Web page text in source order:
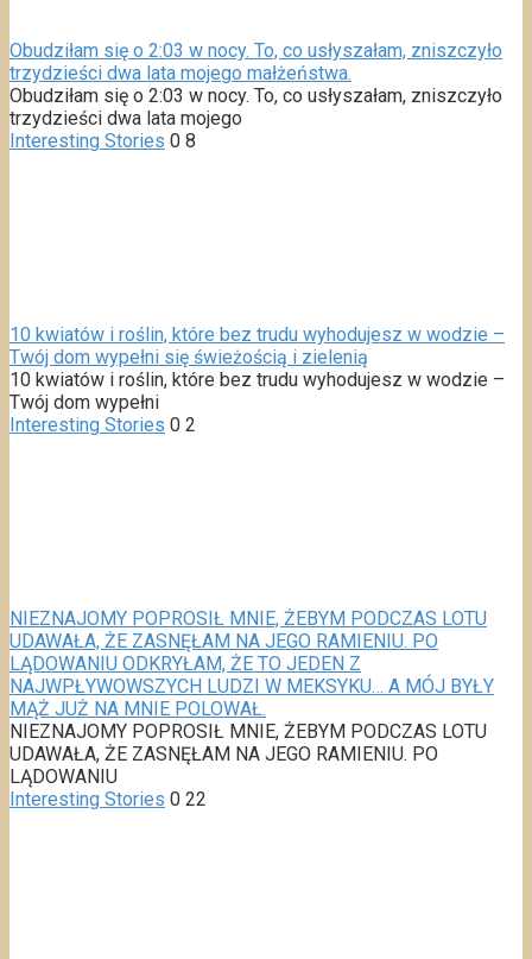
Obudziłam się o 2:03 w nocy. To, co usłyszałam, zniszczyło
trzydzieści dwa lata mojego małżeństwa.
Obudziłam się o 2:03 w nocy. To, co usłyszałam, zniszczyło
trzydzieści dwa lata mojego
Interesting Stories 0 8
10 kwiatów i roślin, które bez trudu wyhodujesz w wodzie –
Twój dom wypełni się świeżością i zielenią
10 kwiatów i roślin, które bez trudu wyhodujesz w wodzie –
Twój dom wypełni
Interesting Stories 0 2
NIEZNAJOMY POPROSIŁ MNIE, ŻEBYM PODCZAS LOTU
UDAWAŁA, ŻE ZASNĘŁAM NA JEGO RAMIENIU. PO
LĄDOWANIU ODKRYŁAM, ŻE TO JEDEN Z
NAJWPŁYWOWSZYCH LUDZI W MEKSYKU… A MÓJ BYŁY
MĄŻ JUŻ NA MNIE POLOWAŁ.
NIEZNAJOMY POPROSIŁ MNIE, ŻEBYM PODCZAS LOTU
UDAWAŁA, ŻE ZASNĘŁAM NA JEGO RAMIENIU. PO
LĄDOWANIU
Interesting Stories 0 22